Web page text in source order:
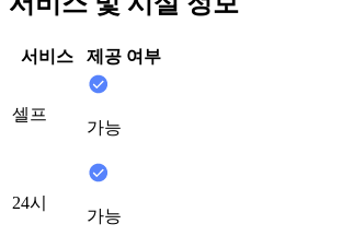
서비스 제공 여부
셀프
가능
24시
가능